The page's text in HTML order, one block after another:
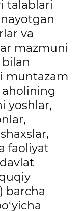
talablari
va
mazmuni
bilan
muntazam
yoshlar,
faoliyat
barcha